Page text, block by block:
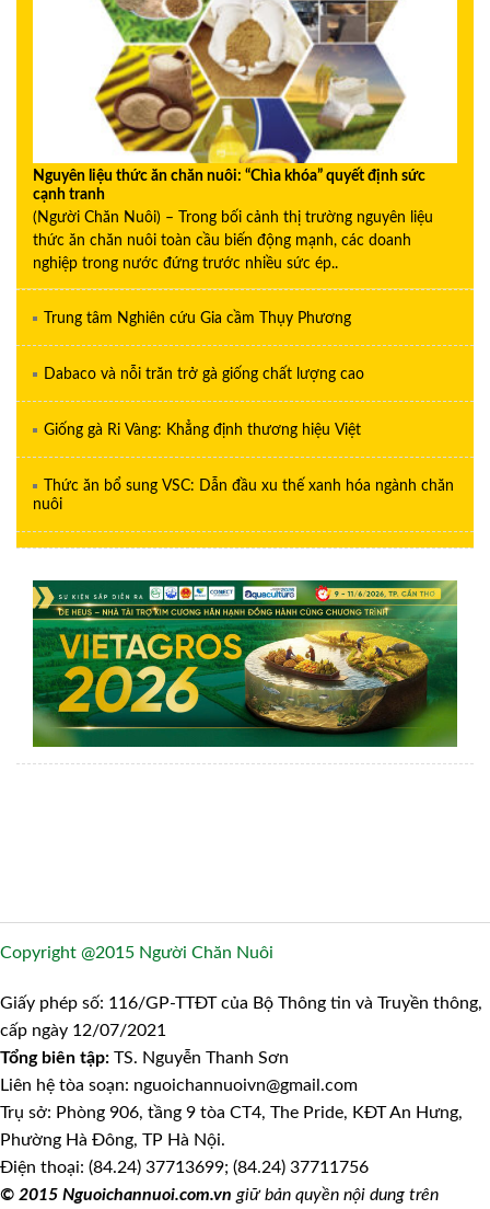
Nguyên liệu thức ăn chăn nuôi: “Chìa khóa” quyết định sức
cạnh tranh
(Người Chăn Nuôi) – Trong bối cảnh thị trường nguyên liệu
thức ăn chăn nuôi toàn cầu biến động mạnh, các doanh
nghiệp trong nước đứng trước nhiều sức ép..
Trung tâm Nghiên cứu Gia cầm Thụy Phương
Dabaco và nỗi trăn trở gà giống chất lượng cao
Giống gà Ri Vàng: Khẳng định thương hiệu Việt
Thức ăn bổ sung VSC: Dẫn đầu xu thế xanh hóa ngành chăn
nuôi
Copyright @2015 Người Chăn Nuôi
Giấy phép số: 116/GP-TTĐT của Bộ Thông tin và Truyền thông,
cấp ngày 12/07/2021
Tổng biên tập: TS. Nguyễn Thanh Sơn
Liên hệ tòa soạn: nguoichannuoivn@gmail.com
Trụ sở: Phòng 906, tầng 9 tòa CT4, The Pride, KĐT An Hưng,
Phường Hà Đông, TP Hà Nội.
Điện thoại: (84.24) 37713699; (84.24) 37711756
© 2015 Nguoichannuoi.com.vn giữ bản quyền nội dung trên